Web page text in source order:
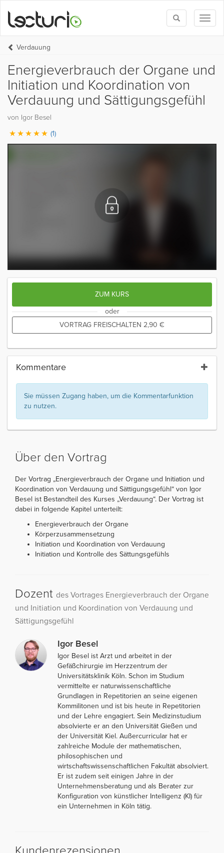
Toggle
search
Verdauung
Energieverbrauch der Organe und
Initiation und Koordination von
Verdauung und Sättigungsgefühl
von Igor Besel
(1)
ZUM KURS
oder
VORTRAG FREISCHALTEN 2,90 €
Kommentare
Sie müssen Zugang haben, um die Kommentarfunktion
zu nutzen.
Über den Vortrag
Der Vortrag „Energieverbrauch der Organe und Initiation und
Koordination von Verdauung und Sättigungsgefühl“ von Igor
Besel ist Bestandteil des Kurses „Verdauung“. Der Vortrag ist
dabei in folgende Kapitel unterteilt:
Energieverbrauch der Organe
Körperzusammensetzung
Initiation und Koordination von Verdauung
Initiation und Kontrolle des Sättungsgefühls
Dozent des Vortrages Energieverbrauch der Organe
und Initiation und Koordination von Verdauung und
Sättigungsgefühl
Igor Besel
Igor Besel ist Arzt und arbeitet in der
Gefäßchirurgie im Herzzentrum der
Universitätsklinik Köln. Schon im Studium
vermittelte er naturwissenschaftliche
Grundlagen in Repetitorien an seine eigenen
Kommilitonen und ist bis heute in Repetitorien
und der Lehre engagiert. Sein Medizinstudium
absolvierte er an den Universität Gießen und
der Universität Kiel. Außercurricular hat er
zahlreiche Module der mathematischen,
philosophischen und
wirtschaftswissenschaftlichen Fakultät absolviert.
Er ist zudem seit einigen Jahre in der
Unternehmensberatung und als Berater zur
Konfiguration von künstlicher Intelligenz (KI) für
ein Unternehmen in Köln tätig.